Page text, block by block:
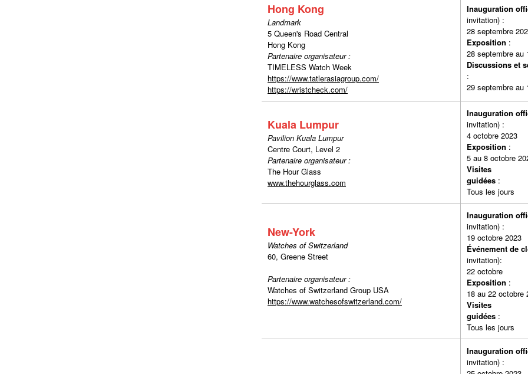
Hong Kong
Landmark
5 Queen's Road Central
Hong Kong
Partenaire organisateur :
TIMELESS Watch Week
https://www.tatlerasiagroup.com/
https://wristcheck.com/
Inauguration
28 septembre
Exposition
28 septembre au
Discussions et
29 septembre au
Kuala Lumpur
Pavilion Kuala Lumpur
Centre Court, Level 2
Partenaire organisateur :
The Hour Glass
www.thehourglass.com
Inauguration
4 octobre 2023
Exposition
5 au 8 octobre
Visites
guidées
Tous les jours
New-York
Watches of Switzerland
60, Greene Street
Partenaire organisateur :
Watches of Switzerland Group USA
https://www.watchesofswitzerland.com/
Inauguration
19 octobre 2023
Événement de
22 octobre
Exposition
18 au 22 octobre
Visites
guidées
Tous les jours
Inauguration